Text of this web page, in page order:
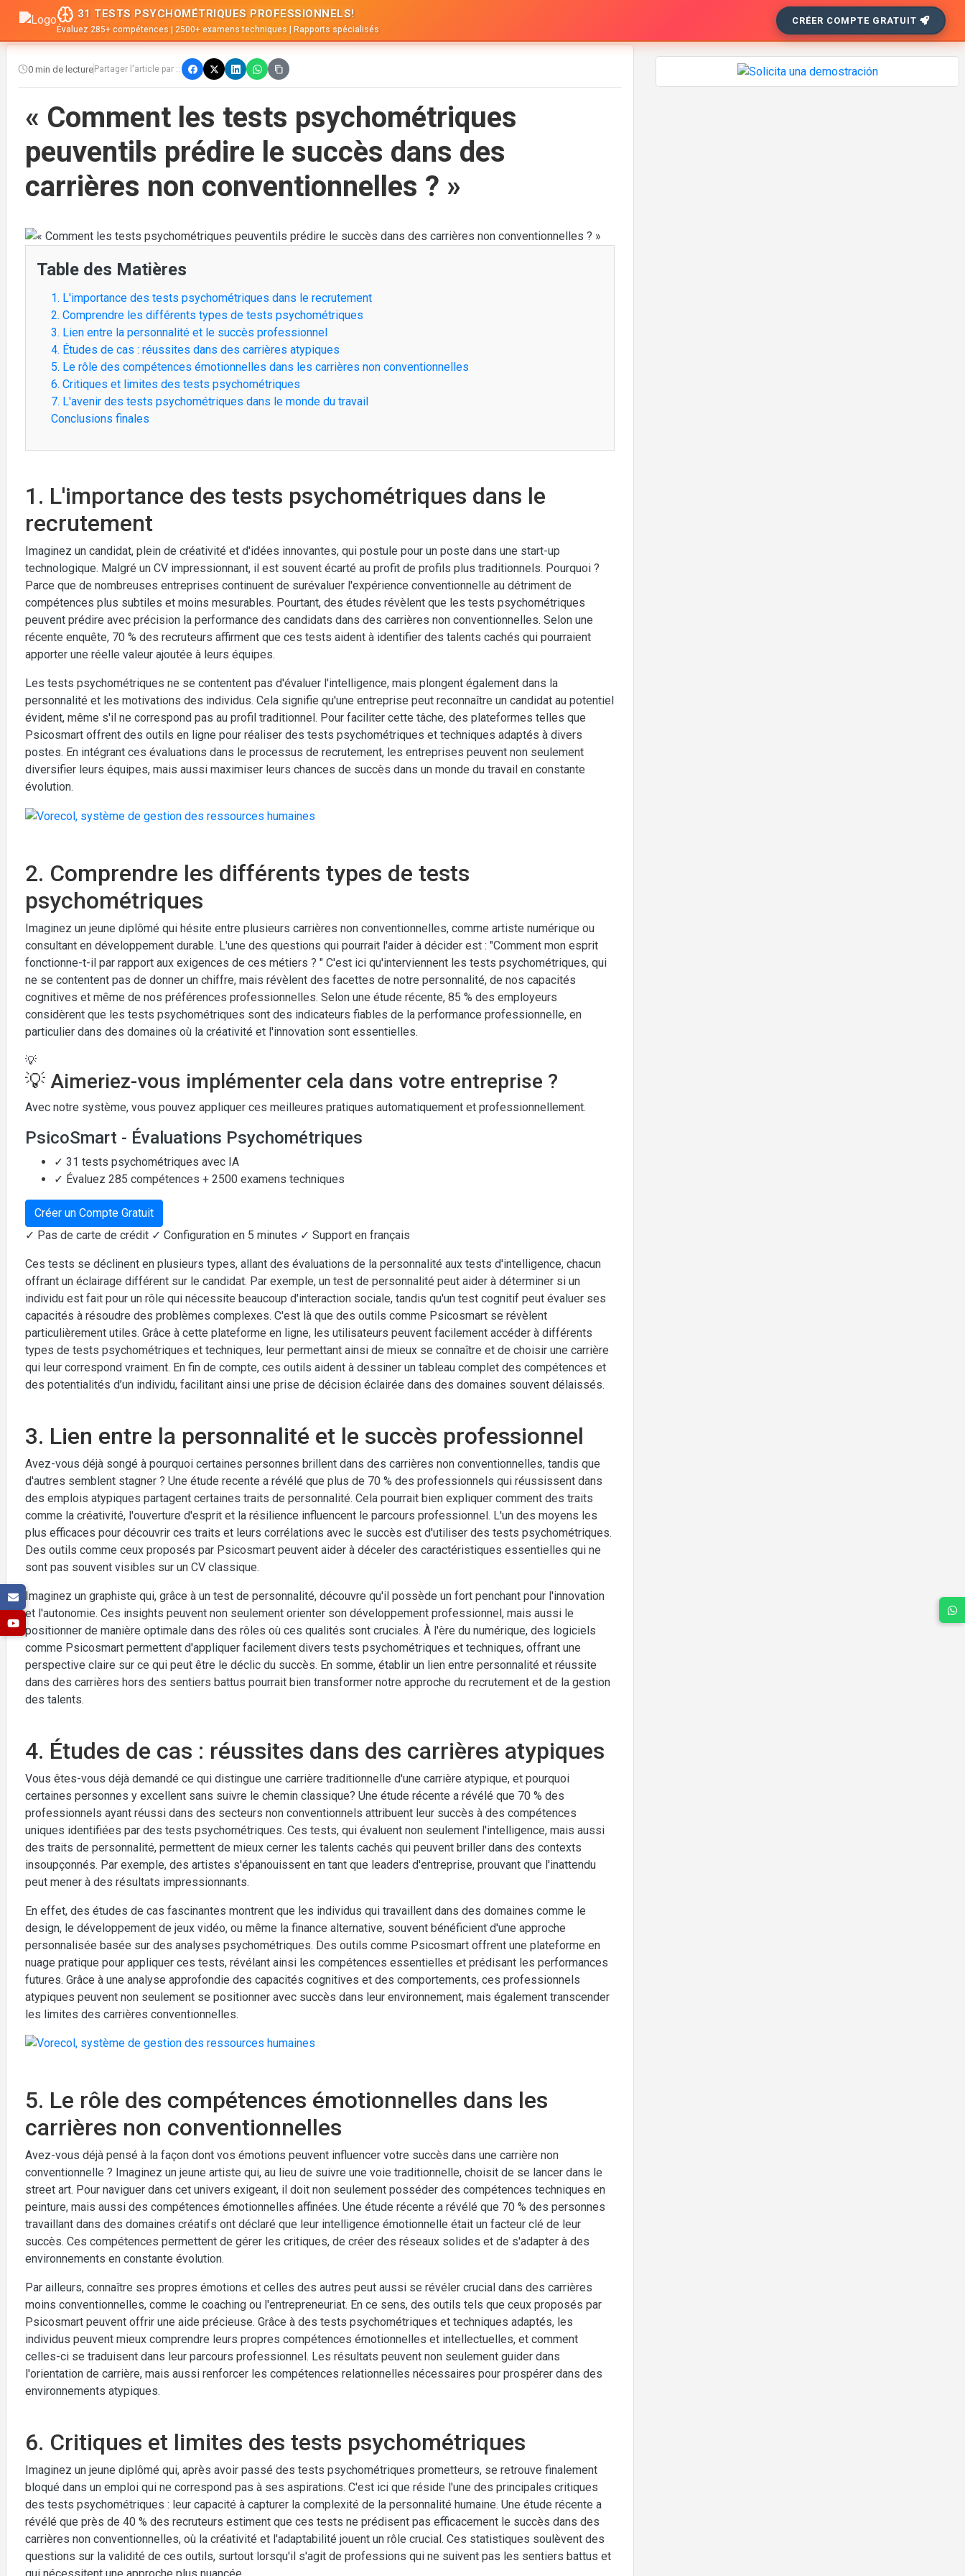
31 TESTS PSYCHOMÉTRIQUES PROFESSIONNELS!
Évaluez 285+ compétences | 2500+ examens techniques | Rapports spécialisés
CRÉER COMPTE GRATUIT
0 min de lecture Partager l'article par ::
« Comment les tests psychométriques
peuventils prédire le succès dans des
carrières non conventionnelles ? »
Table des Matières
1. L'importance des tests psychométriques dans le recrutement
2. Comprendre les différents types de tests psychométriques
3. Lien entre la personnalité et le succès professionnel
4. Études de cas : réussites dans des carrières atypiques
5. Le rôle des compétences émotionnelles dans les carrières non conventionnelles
6. Critiques et limites des tests psychométriques
7. L'avenir des tests psychométriques dans le monde du travail
Conclusions finales
1. L'importance des tests psychométriques dans le
recrutement
Imaginez un candidat, plein de créativité et d'idées innovantes, qui postule pour un poste dans une start-up
technologique. Malgré un CV impressionnant, il est souvent écarté au profit de profils plus traditionnels. Pourquoi ?
Parce que de nombreuses entreprises continuent de surévaluer l'expérience conventionnelle au détriment de
compétences plus subtiles et moins mesurables. Pourtant, des études révèlent que les tests psychométriques
peuvent prédire avec précision la performance des candidats dans des carrières non conventionnelles. Selon une
récente enquête, 70 % des recruteurs affirment que ces tests aident à identifier des talents cachés qui pourraient
apporter une réelle valeur ajoutée à leurs équipes.
Les tests psychométriques ne se contentent pas d'évaluer l'intelligence, mais plongent également dans la
personnalité et les motivations des individus. Cela signifie qu'une entreprise peut reconnaître un candidat au potentiel
évident, même s'il ne correspond pas au profil traditionnel. Pour faciliter cette tâche, des plateformes telles que
Psicosmart offrent des outils en ligne pour réaliser des tests psychométriques et techniques adaptés à divers
postes. En intégrant ces évaluations dans le processus de recrutement, les entreprises peuvent non seulement
diversifier leurs équipes, mais aussi maximiser leurs chances de succès dans un monde du travail en constante
évolution.
2. Comprendre les différents types de tests
psychométriques
Imaginez un jeune diplômé qui hésite entre plusieurs carrières non conventionnelles, comme artiste numérique ou
consultant en développement durable. L'une des questions qui pourrait l'aider à décider est : "Comment mon esprit
fonctionne-t-il par rapport aux exigences de ces métiers ? " C'est ici qu'interviennent les tests psychométriques, qui
ne se contentent pas de donner un chiffre, mais révèlent des facettes de notre personnalité, de nos capacités
cognitives et même de nos préférences professionnelles. Selon une étude récente, 85 % des employeurs
considèrent que les tests psychométriques sont des indicateurs fiables de la performance professionnelle, en
particulier dans des domaines où la créativité et l'innovation sont essentielles.
💡
💡 Aimeriez-vous implémenter cela dans votre entreprise ?
Avec notre système, vous pouvez appliquer ces meilleures pratiques automatiquement et professionnellement.
PsicoSmart - Évaluations Psychométriques
✓ 31 tests psychométriques avec IA
✓ Évaluez 285 compétences + 2500 examens techniques
Créer un Compte Gratuit
✓ Pas de carte de crédit ✓ Configuration en 5 minutes ✓ Support en français
Ces tests se déclinent en plusieurs types, allant des évaluations de la personnalité aux tests d'intelligence, chacun
offrant un éclairage différent sur le candidat. Par exemple, un test de personnalité peut aider à déterminer si un
individu est fait pour un rôle qui nécessite beaucoup d'interaction sociale, tandis qu'un test cognitif peut évaluer ses
capacités à résoudre des problèmes complexes. C'est là que des outils comme Psicosmart se révèlent
particulièrement utiles. Grâce à cette plateforme en ligne, les utilisateurs peuvent facilement accéder à différents
types de tests psychométriques et techniques, leur permettant ainsi de mieux se connaître et de choisir une carrière
qui leur correspond vraiment. En fin de compte, ces outils aident à dessiner un tableau complet des compétences et
des potentialités d’un individu, facilitant ainsi une prise de décision éclairée dans des domaines souvent délaissés.
3. Lien entre la personnalité et le succès professionnel
Avez-vous déjà songé à pourquoi certaines personnes brillent dans des carrières non conventionnelles, tandis que
d'autres semblent stagner ? Une étude recente a révélé que plus de 70 % des professionnels qui réussissent dans
des emplois atypiques partagent certaines traits de personnalité. Cela pourrait bien expliquer comment des traits
comme la créativité, l'ouverture d'esprit et la résilience influencent le parcours professionnel. L'un des moyens les
plus efficaces pour découvrir ces traits et leurs corrélations avec le succès est d'utiliser des tests psychométriques.
Des outils comme ceux proposés par Psicosmart peuvent aider à déceler des caractéristiques essentielles qui ne
sont pas souvent visibles sur un CV classique.
Imaginez un graphiste qui, grâce à un test de personnalité, découvre qu'il possède un fort penchant pour l'innovation
et l'autonomie. Ces insights peuvent non seulement orienter son développement professionnel, mais aussi le
positionner de manière optimale dans des rôles où ces qualités sont cruciales. À l'ère du numérique, des logiciels
comme Psicosmart permettent d'appliquer facilement divers tests psychométriques et techniques, offrant une
perspective claire sur ce qui peut être le déclic du succès. En somme, établir un lien entre personnalité et réussite
dans des carrières hors des sentiers battus pourrait bien transformer notre approche du recrutement et de la gestion
des talents.
4. Études de cas : réussites dans des carrières atypiques
Vous êtes-vous déjà demandé ce qui distingue une carrière traditionnelle d'une carrière atypique, et pourquoi
certaines personnes y excellent sans suivre le chemin classique? Une étude récente a révélé que 70 % des
professionnels ayant réussi dans des secteurs non conventionnels attribuent leur succès à des compétences
uniques identifiées par des tests psychométriques. Ces tests, qui évaluent non seulement l'intelligence, mais aussi
des traits de personnalité, permettent de mieux cerner les talents cachés qui peuvent briller dans des contexts
insoupçonnés. Par exemple, des artistes s'épanouissent en tant que leaders d'entreprise, prouvant que l'inattendu
peut mener à des résultats impressionnants.
En effet, des études de cas fascinantes montrent que les individus qui travaillent dans des domaines comme le
design, le développement de jeux vidéo, ou même la finance alternative, souvent bénéficient d'une approche
personnalisée basée sur des analyses psychométriques. Des outils comme Psicosmart offrent une plateforme en
nuage pratique pour appliquer ces tests, révélant ainsi les compétences essentielles et prédisant les performances
futures. Grâce à une analyse approfondie des capacités cognitives et des comportements, ces professionnels
atypiques peuvent non seulement se positionner avec succès dans leur environnement, mais également transcender
les limites des carrières conventionnelles.
5. Le rôle des compétences émotionnelles dans les
carrières non conventionnelles
Avez-vous déjà pensé à la façon dont vos émotions peuvent influencer votre succès dans une carrière non
conventionnelle ? Imaginez un jeune artiste qui, au lieu de suivre une voie traditionnelle, choisit de se lancer dans le
street art. Pour naviguer dans cet univers exigeant, il doit non seulement posséder des compétences techniques en
peinture, mais aussi des compétences émotionnelles affinées. Une étude récente a révélé que 70 % des personnes
travaillant dans des domaines créatifs ont déclaré que leur intelligence émotionnelle était un facteur clé de leur
succès. Ces compétences permettent de gérer les critiques, de créer des réseaux solides et de s'adapter à des
environnements en constante évolution.
Par ailleurs, connaître ses propres émotions et celles des autres peut aussi se révéler crucial dans des carrières
moins conventionnelles, comme le coaching ou l'entrepreneuriat. En ce sens, des outils tels que ceux proposés par
Psicosmart peuvent offrir une aide précieuse. Grâce à des tests psychométriques et techniques adaptés, les
individus peuvent mieux comprendre leurs propres compétences émotionnelles et intellectuelles, et comment
celles-ci se traduisent dans leur parcours professionnel. Les résultats peuvent non seulement guider dans
l'orientation de carrière, mais aussi renforcer les compétences relationnelles nécessaires pour prospérer dans des
environnements atypiques.
6. Critiques et limites des tests psychométriques
Imaginez un jeune diplômé qui, après avoir passé des tests psychométriques prometteurs, se retrouve finalement
bloqué dans un emploi qui ne correspond pas à ses aspirations. C'est ici que réside l'une des principales critiques
des tests psychométriques : leur capacité à capturer la complexité de la personnalité humaine. Une étude récente a
révélé que près de 40 % des recruteurs estiment que ces tests ne prédisent pas efficacement le succès dans des
carrières non conventionnelles, où la créativité et l'adaptabilité jouent un rôle crucial. Ces statistiques soulèvent des
questions sur la validité de ces outils, surtout lorsqu'il s'agit de professions qui ne suivent pas les sentiers battus et